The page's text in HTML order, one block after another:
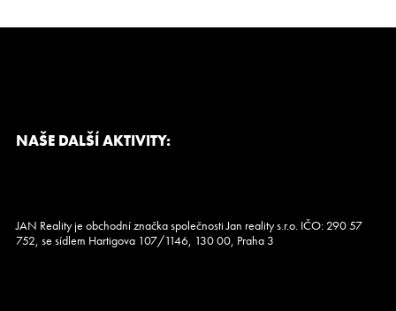
NAŠE DALŠÍ AKTIVITY:
JAN Reality je obchodní značka společnosti Jan reality s.r.o. IČO: 290 57
752, se sídlem Hartigova 107/1146, 130 00, Praha 3